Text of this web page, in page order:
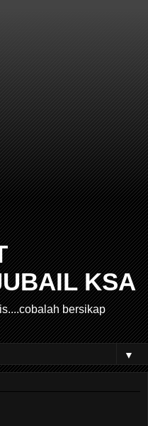
KSA
bersikap
▼